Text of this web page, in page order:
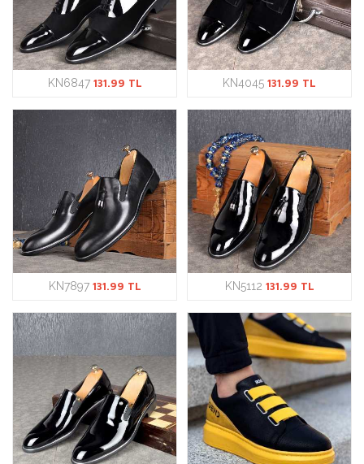
KN6847 131.99 TL KN4045 131.99 TL
KN7897 131.99 TL KN5112 131.99 TL